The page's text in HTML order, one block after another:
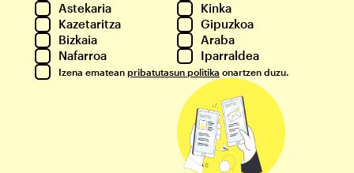
Astekaria
Kinka
Kazetaritza
Gipuzkoa
Bizkaia
Araba
Nafarroa
Iparraldea
Izena ematean pribatutasun politika onartzen duzu.